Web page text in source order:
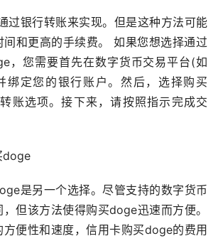
过银行转账来实现。但是这种方法可能
间和更高的手续费。 如果您想选择通过
，您需要首先在数字货币交易平台(如
绑定您的银行账户。然后，选择购买
账选项。接下来，请按照指示完成交
doge
是另一个选择。尽管支持的数字货币
但该方法使得购买doge迅速而方便。
便性和速度，信用卡购买doge的费用